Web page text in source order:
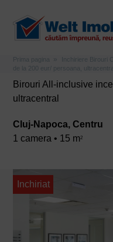
Prima pagina Inchiriere Birouri
de la 200 eur/ persoana, ultracentral
Birouri All-inclusive
ultracentral
Cluj-Napoca, Centru
1 camera • 15 m2
Inchiriat